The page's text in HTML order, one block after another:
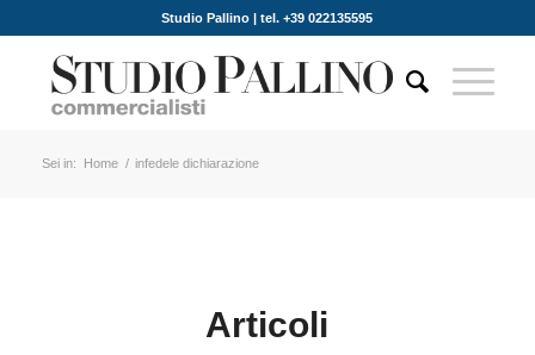
Studio Pallino | tel. +39 022135595
Sei in: Home / infedele dichiarazione
Articoli